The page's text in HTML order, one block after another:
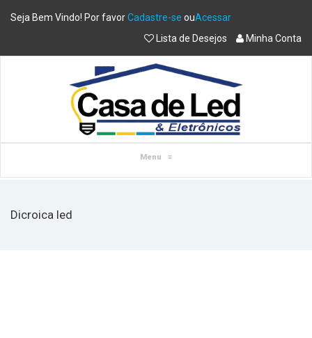
Seja Bem Vindo! Por favorCadastre-se ouAcessar
Lista de Desejos
Minha Conta
Menu ≡
Dicroica led